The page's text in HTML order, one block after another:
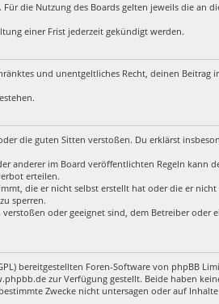
die Nutzung des Boards gelten jeweils die an
einer Frist jederzeit gekündigt werden.
und unentgeltliches Recht, deinen Beitrag
die guten Sitten verstoßen. Du erklärst
anderer im Board veröffentlichten Regeln kann
erteilen.
die er nicht selbst erstellt hat oder die er
sperren.
oder geeignet sind, dem Betreiber oder
bereitgestellten Foren-Software von phpBB
zur Verfügung gestellt. Beide haben
Zwecke nicht untersagen oder auf